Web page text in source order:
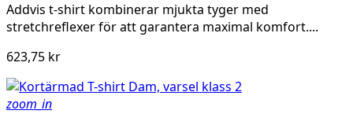
Addvis t-shirt kombinerar mjukta tyger med
stretchreflexer för att garantera maximal komfort....
623,75 kr
zoom_in